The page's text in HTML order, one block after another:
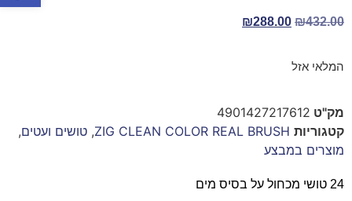
₪432.00
₪288.00
המלאי אזל
מק"ט 4901427217612
קטגוריות ZIG CLEAN COLOR REAL BRUSH
, טושים ועטים,
מוצרים במבצע
24 טושי מכחול על בסיס מים